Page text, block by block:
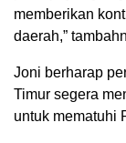
memberikan
daerah,”
Joni berharap
Timur segera
untuk mematuhi